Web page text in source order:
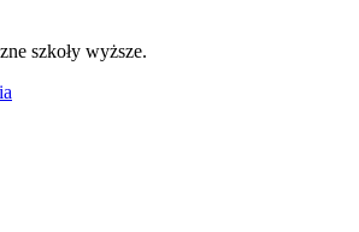
szkoły wyższe.